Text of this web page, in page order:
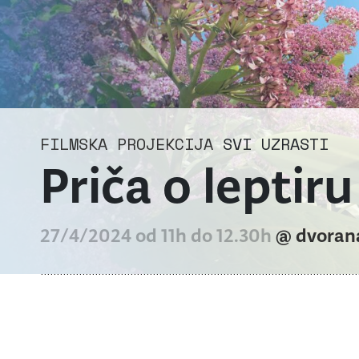
FILMSKA PROJEKCIJA SVI UZRASTI
Priča o leptiru
27/4/2024 od 11h do 12.30h @